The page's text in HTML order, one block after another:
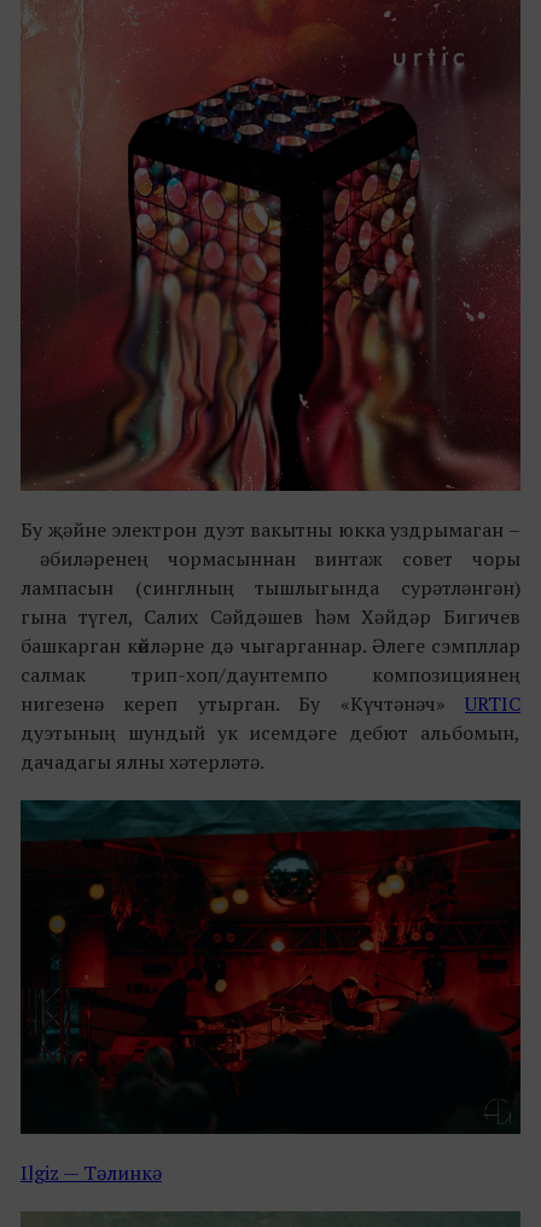
Бу җәйне электрон дуэт вакытны юкка уздрымаган –
әбиләренең чормасыннан винтаж совет чоры
лампасын (синглның тышлыгында сурәтләнгән)
гына түгел, Салих Сәйдәшев һәм Хәйдәр Бигичев
башкарган көйләрне дә чыгарганнар. Әлеге сэмпллар
салмак трип-хоп/даунтемпо композициянең
нигезенә кереп утырган. Бу «Күчтәнәч» URTIC
дуэтының шундый ук исемдәге дебют альбомын,
дачадагы ялны хәтерләтә.
Ilgiz — Тәлинкә